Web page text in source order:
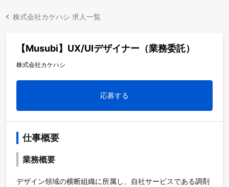
株式会社カケハシ 求人一覧
【Musubi】UX/UIデザイナー（業務委託）
株式会社カケハシ
応募する
仕事概要
業務概要
デザイン領域の横断組織に所属し、自社サービスである調剤